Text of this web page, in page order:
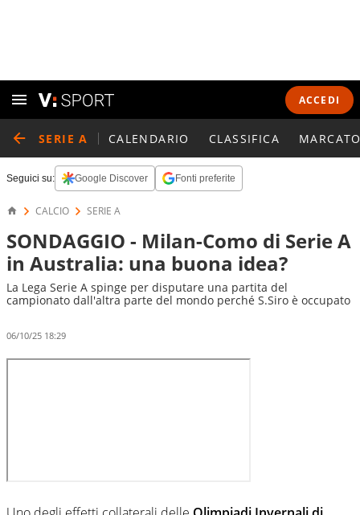
ACCEDI
SERIE A CALENDARIO CLASSIFICA
Seguici su: Google Discover Fonti preferite
CALCIO SERIE A
SONDAGGIO - Milan-Como di Serie A
in Australia: una buona idea?
La Lega Serie A spinge per disputare una partita del
campionato dall'altra parte del mondo perché S.Siro è occupato
06/10/25 18:29